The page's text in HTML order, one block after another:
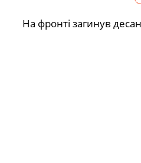
На фронті загинув